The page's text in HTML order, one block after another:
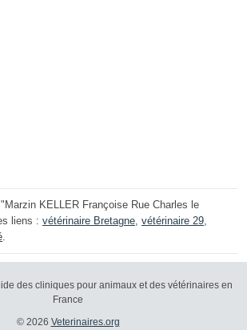
KELLER Françoise Rue Charles le
liens : vétérinaire Bretagne, vétérinaire 29,
.
des cliniques pour animaux et des vétérinaires en
France
© 2026 Veterinaires.org